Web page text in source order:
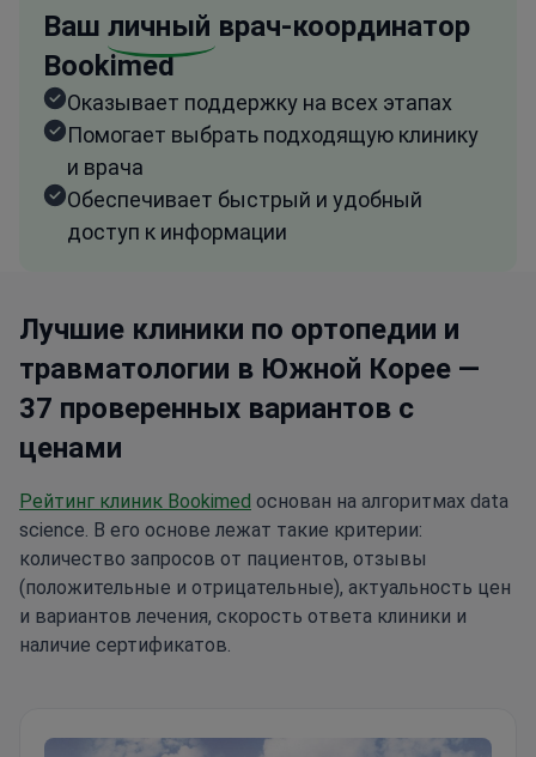
Ваш личный врач-координатор
Bookimed
Оказывает поддержку на всех этапах
Помогает выбрать подходящую клинику
и врача
Обеспечивает быстрый и удобный
доступ к информации
Лучшие клиники по ортопедии и
травматологии в Южной Корее —
37 проверенных вариантов с
ценами
Рейтинг клиник Bookimed основан на алгоритмах data
science. В его основе лежат такие критерии:
количество запросов от пациентов, отзывы
(положительные и отрицательные), актуальность цен
и вариантов лечения, скорость ответа клиники и
наличие сертификатов.